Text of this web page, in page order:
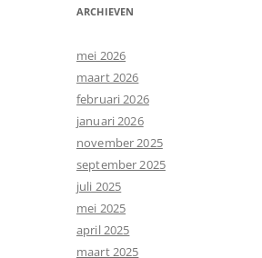
ARCHIEVEN
mei 2026
maart 2026
februari 2026
januari 2026
november 2025
september 2025
juli 2025
mei 2025
april 2025
maart 2025